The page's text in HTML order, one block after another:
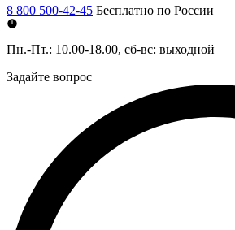
8 800 500-42-45 Бесплатно по России
Пн.-Пт.: 10.00-18.00, сб-вс: выходной
Задайте вопрос